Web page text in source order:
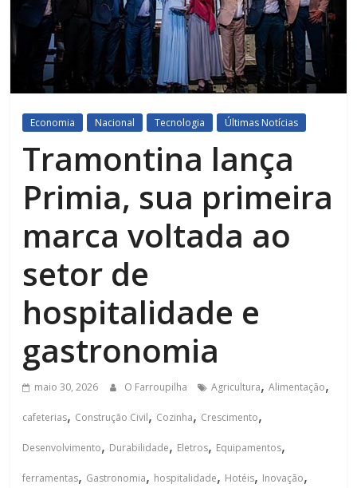
Economia Nacional Tecnologia Últimas Notícias
Tramontina lança
Primia, sua primeira
marca voltada ao
setor de
hospitalidade e
gastronomia
maio 30, 2026 O Farroupilha Agricultura,Alimentação,
cafeterias, Construção Civil, Cozinha, Crescimento,
Desenvolvimento, Durabilidade, Eletros, Equipamentos,
ferramentas, Gastronomia, hospitalidade, Hotéis, Inovação,